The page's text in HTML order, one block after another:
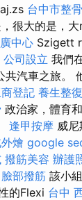
台中市整骨
很大的是，
中心 Szigett
公司設立 我們
共汽車之旅。
登記 養生整
政治家，體育
逢甲按摩 威
燴 google
撥筋美容 辦護
臉部撥筋 該小
的Flexi 台中